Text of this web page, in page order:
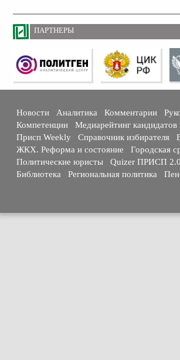
ПАРТНЕРЫ
Новости Аналитика Комментарии
Компетенции
Медиарейтинг
Присп Weekly
Справочник избирателя
ЖКХ. Реформа и состояние
Городская
Политические юристы
Quizer ПРИСП 2.0
Библиотека
Региональная политика